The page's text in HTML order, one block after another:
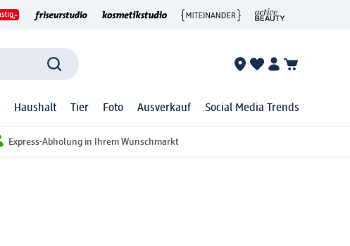
Haushalt Tier Foto Ausverkauf Social Media Trends
Express-Abholung in Ihrem Wunschmarkt